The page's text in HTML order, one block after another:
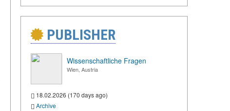
PUBLISHER
Wissenschaftliche Fragen
Wien, Austria
18.02.2026 (170 days ago)
Archive